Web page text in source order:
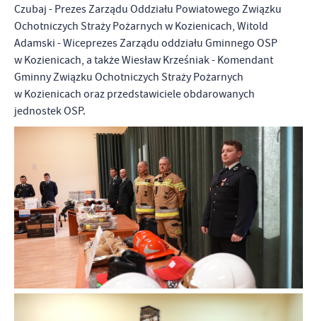
Czubaj - Prezes Zarządu Oddziału Powiatowego Związku
Ochotniczych Straży Pożarnych w Kozienicach, Witold
Adamski - Wiceprezes Zarządu oddziału Gminnego OSP
w Kozienicach, a także Wiesław Krześniak - Komendant
Gminny Związku Ochotniczych Straży Pożarnych
w Kozienicach oraz przedstawiciele obdarowanych
jednostek OSP.